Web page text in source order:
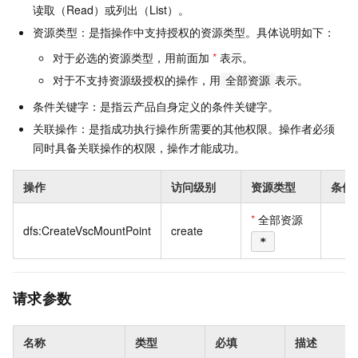
读取（Read）或列出（List）。
资源类型：是指操作中支持授权的资源类型。具体说明如下：
对于必选的资源类型，用前面加 * 表示。
对于不支持资源级授权的操作，用 全部资源 表示。
条件关键字：是指云产品自身定义的条件关键字。
关联操作：是指成功执行操作所需要的其他权限。操作者必须
同时具备关联操作的权限，操作才能成功。
操作 访问级别 资源类型 条件
dfs:CreateVscMountPoint create
* 全部资源
*
请求参数
名称 类型 必填 描述